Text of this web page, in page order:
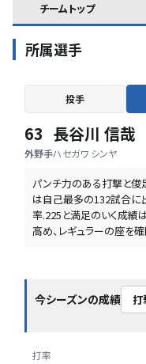
チームトップ
所属選手
投手
63
外野手
長谷川 信哉
ハセガワ シンヤ
パンチ力のある打撃と俊
は自己最多の132試合に
率.225と満足のいく成績
高め、レギュラーの座を
今シーズンの成績
打率